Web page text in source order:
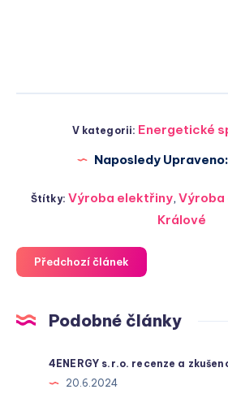
V kategorii: Energetické
Naposledy Upraveno:
Štítky:Výroba elektřiny,Výroba
Králové
Předchozí článek
Podobné články
4ENERGY s.r.o. recenze a
20.6.2024